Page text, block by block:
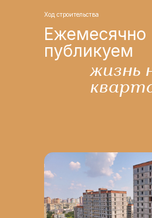
Ежемесячно
публикуем
Ход строительства
жизнь